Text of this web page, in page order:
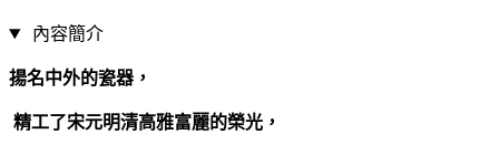
內容簡介
揚名中外的瓷器，
精工了宋元明清高雅富麗的榮光，